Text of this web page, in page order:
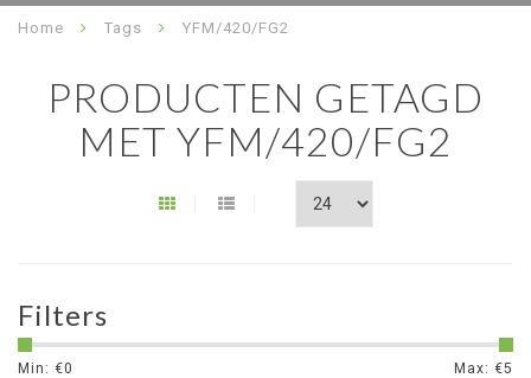
Home Tags YFM/420/FG2
PRODUCTEN GETAGD
MET YFM/420/FG2
Filters
Min: €0 Max: €5